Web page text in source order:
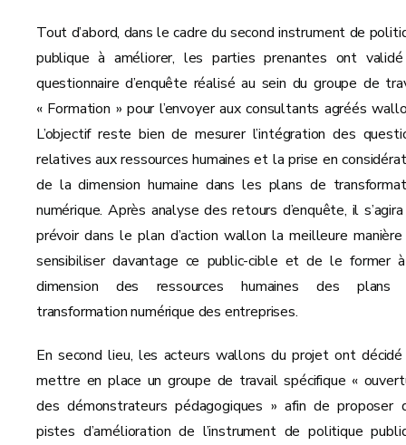
Tout d’abord, dans le cadre du second instrument de
publique à améliorer, les parties prenantes ont
questionnaire d’enquête réalisé au sein du groupe de
« Formation » pour l’envoyer aux consultants agréés
L’objectif reste bien de mesurer l’intégration des
relatives aux ressources humaines et la prise en
de la dimension humaine dans les plans de
numérique. Après analyse des retours d’enquête, il
prévoir dans le plan d’action wallon la meilleure
sensibiliser davantage ce public-cible et de le former
dimension des ressources humaines des plans
transformation numérique des entreprises.
En second lieu, les acteurs wallons du projet ont
mettre en place un groupe de travail spécifique «
des démonstrateurs pédagogiques » afin de proposer
pistes d’amélioration de l’instrument de politique